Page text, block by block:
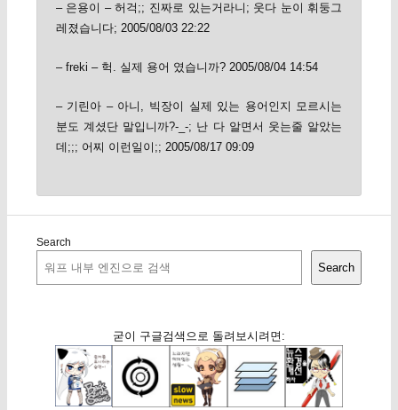
– 은용이 – 허걱;; 진짜로 있는거라니; 웃다 눈이 휘둥그
레졌습니다; 2005/08/03 22:22
– freki – 헉. 실제 용어 였습니까? 2005/08/04 14:54
– 기린아 – 아니, 빅장이 실제 있는 용어인지 모르시는
분도 계셨단 말입니까?-_-; 난 다 알면서 웃는줄 알았는
데;;; 어찌 이런일이;; 2005/08/17 09:09
Search
Search
굳이 구글검색으로 돌려보시려면: